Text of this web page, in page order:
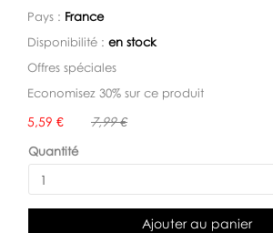
Pays : France
Disponibilité : en stock
Offres spéciales
Economisez 30% sur ce produit
Disponibilité:
5,59 € 7,99 €
Quantité
Ajouter au panier